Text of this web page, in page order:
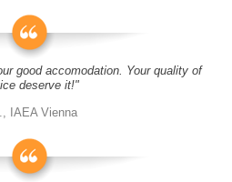
good accomodation. Your quality of
deserve it!"
IAEA Vienna